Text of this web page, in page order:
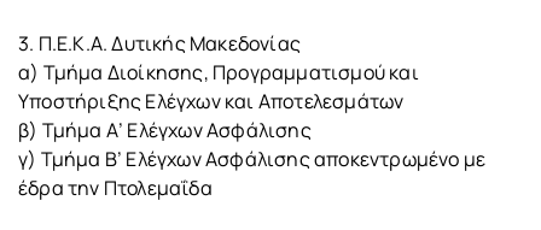
3. Π.Ε.Κ.Α. Δυτικής Μακεδονίας
α) Τμήμα Διοίκησης, Προγραμματισμού και
Υποστήριξης Ελέγχων και Αποτελεσμάτων
β) Τμήμα Α’ Ελέγχων Ασφάλισης
γ) Τμήμα Β’ Ελέγχων Ασφάλισης αποκεντρωμένο με
έδρα την Πτολεμαΐδα